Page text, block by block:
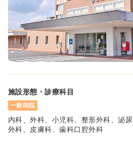
施設形態・診療科目
一般病院
内科、外科、小児科、整形外科、泌
外科、皮膚科、歯科口腔外科